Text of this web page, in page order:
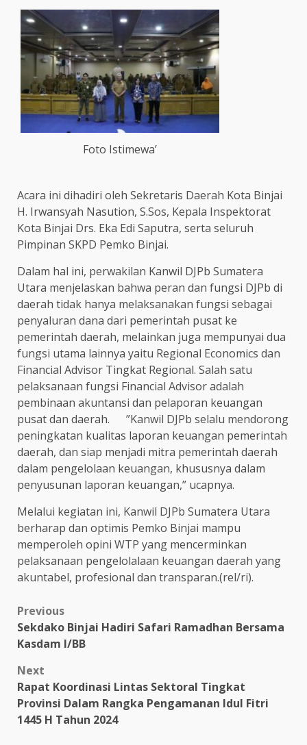
Foto Istimewa’
Acara ini dihadiri oleh Sekretaris Daerah Kota Binjai
H. Irwansyah Nasution, S.Sos, Kepala Inspektorat
Kota Binjai Drs. Eka Edi Saputra, serta seluruh
Pimpinan SKPD Pemko Binjai.
Dalam hal ini, perwakilan Kanwil DJPb Sumatera
Utara menjelaskan bahwa peran dan fungsi DJPb di
daerah tidak hanya melaksanakan fungsi sebagai
penyaluran dana dari pemerintah pusat ke
pemerintah daerah, melainkan juga mempunyai dua
fungsi utama lainnya yaitu Regional Economics dan
Financial Advisor Tingkat Regional. Salah satu
pelaksanaan fungsi Financial Advisor adalah
pembinaan akuntansi dan pelaporan keuangan
pusat dan daerah. ”Kanwil DJPb selalu mendorong
peningkatan kualitas laporan keuangan pemerintah
daerah, dan siap menjadi mitra pemerintah daerah
dalam pengelolaan keuangan, khususnya dalam
penyusunan laporan keuangan,” ucapnya.
Melalui kegiatan ini, Kanwil DJPb Sumatera Utara
berharap dan optimis Pemko Binjai mampu
memperoleh opini WTP yang mencerminkan
pelaksanaan pengelolalaan keuangan daerah yang
akuntabel, profesional dan transparan.(rel/ri).
Post
navigation
Previous
Sekdako Binjai Hadiri Safari Ramadhan Bersama
Kasdam l/BB
Next
Rapat Koordinasi Lintas Sektoral Tingkat
Provinsi Dalam Rangka Pengamanan Idul Fitri
1445 H Tahun 2024